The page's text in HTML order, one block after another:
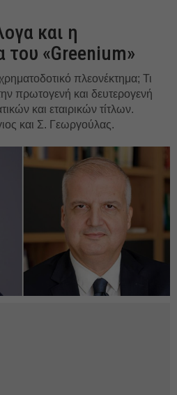
και η
του «Greenium»
πλεονέκτημα; Τι
πρωτογενή και δευτερογενή
και εταιρικών τίτλων.
και Σ. Γεωργούλας.